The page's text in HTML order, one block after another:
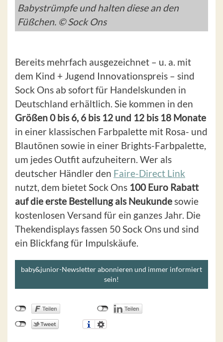
Babystrümpfe und halten diese an den
Füßchen. © Sock Ons
Bereits mehrfach ausgezeichnet – u. a. mit
dem Kind + Jugend Innovationspreis – sind
Sock Ons ab sofort für Handelskunden in
Deutschland erhältlich. Sie kommen in den
Größen 0 bis 6, 6 bis 12 und 12 bis 18 Monate
in einer klassischen Farbpalette mit Rosa- und
Blautönen sowie in einer Brights-Farbpalette,
um jedes Outfit aufzuheitern. Wer als
deutscher Händler den Faire-Direct Link
nutzt, dem bietet Sock Ons 100 Euro Rabatt
auf die erste Bestellung als Neukunde sowie
kostenlosen Versand für ein ganzes Jahr. Die
Thekendisplays fassen 50 Sock Ons und sind
ein Blickfang für Impulskäufe.
baby&junior-Newsletter abonnieren und immer informiert
sein!